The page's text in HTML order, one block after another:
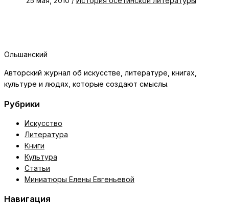
Ольшанский
Авторский журнал об искусстве, литературе, книгах,
культуре и людях, которые создают смыслы.
Рубрики
Искусство
Литература
Книги
Культура
Статьи
Миниатюры Елены Евгеньевой
Навигация